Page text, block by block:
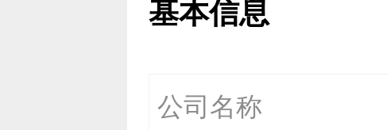
基本信息
公司名称